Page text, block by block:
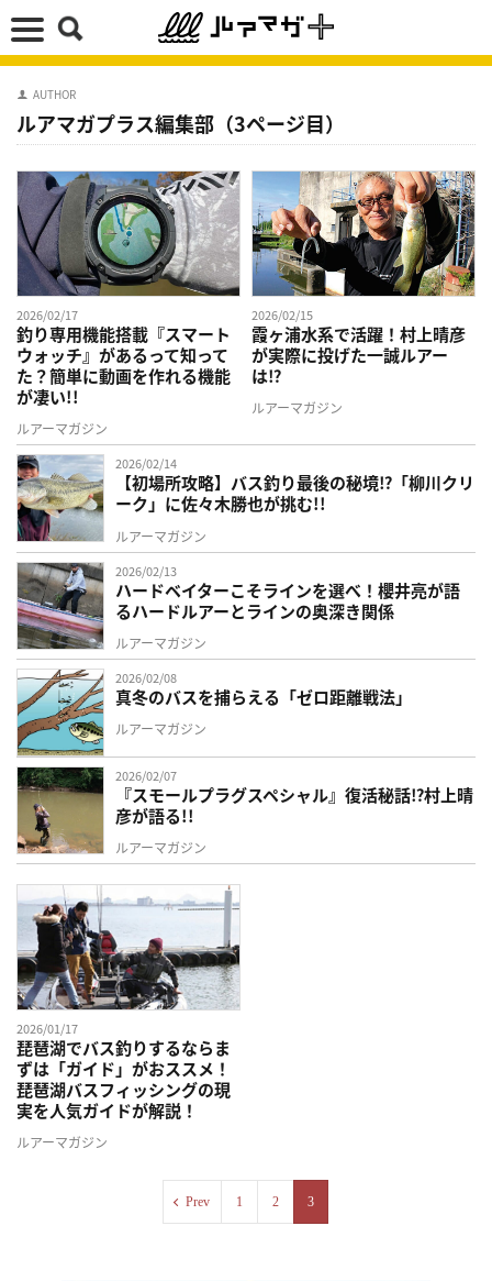
AUTHOR
ルアマガプラス編集部（3ページ目）
2026/02/17
釣り専用機能搭載『スマート
ウォッチ』があるって知って
た？簡単に動画を作れる機能
が凄い!!
ルアーマガジン
2026/02/15
霞ヶ浦水系で活躍！村上晴彦
が実際に投げた一誠ルアー
は⁉
ルアーマガジン
2026/02/14
【初場所攻略】バス釣り最後の秘境⁉「柳川クリ
ーク」に佐々木勝也が挑む!!
ルアーマガジン
2026/02/13
ハードベイターこそラインを選べ！櫻井亮が語
るハードルアーとラインの奥深き関係
ルアーマガジン
2026/02/08
真冬のバスを捕らえる「ゼロ距離戦法」
ルアーマガジン
2026/02/07
『スモールプラグスペシャル』復活秘話⁉村上晴
彦が語る!!
ルアーマガジン
2026/01/17
琵琶湖でバス釣りするならま
ずは「ガイド」がおススメ！
琵琶湖バスフィッシングの現
実を人気ガイドが解説！
ルアーマガジン
Prev 1 2 3